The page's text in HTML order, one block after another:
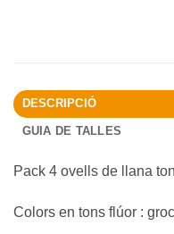
DESCRIPCIÓ
GUIA DE TALLES
Pack 4 ovells de llana
Colors en tons flúor :